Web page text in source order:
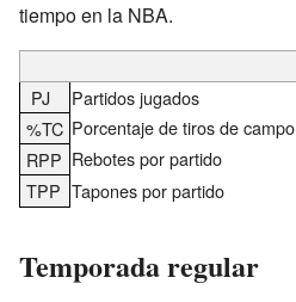
tiempo en la NBA.
PJ Partidos jugados
%TC Porcentaje de tiros de campo
RPP Rebotes por partido
TPP Tapones por partido
Temporada regular